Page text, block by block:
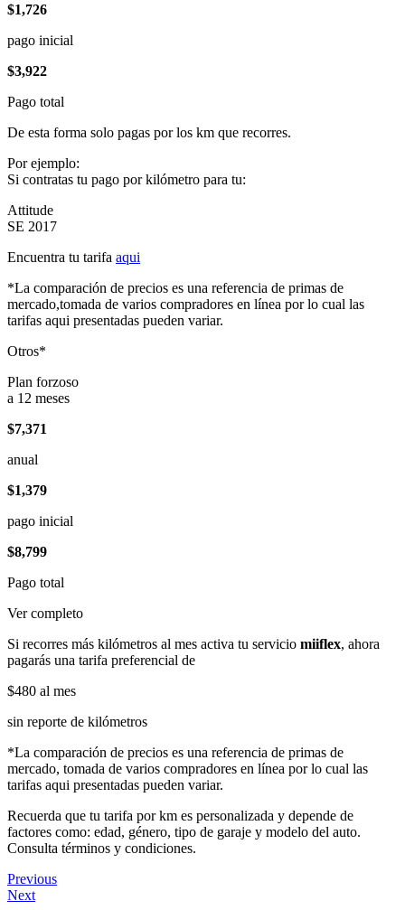
$1,726
pago inicial
$3,922
Pago total
De esta forma solo pagas por los km que recorres.
Por ejemplo:
Si contratas tu pago por kilómetro para tu:
Attitude
SE 2017
Encuentra tu tarifa aqui
*La comparación de precios es una referencia de primas de
mercado,tomada de varios compradores en línea por lo cual las
tarifas aqui presentadas pueden variar.
Otros*
Plan forzoso
a 12 meses
$7,371
anual
$1,379
pago inicial
$8,799
Pago total
Ver completo
Si recorres más kilómetros al mes activa tu servicio miiflex, ahora
pagarás una tarifa preferencial de
$480 al mes
sin reporte de kilómetros
*La comparación de precios es una referencia de primas de
mercado, tomada de varios compradores en línea por lo cual las
tarifas aqui presentadas pueden variar.
Recuerda que tu tarifa por km es personalizada y depende de
factores como: edad, género, tipo de garaje y modelo del auto.
Consulta términos y condiciones.
Previous
Next